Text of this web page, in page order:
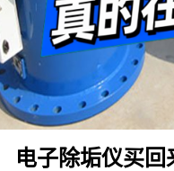
电子除垢仪买